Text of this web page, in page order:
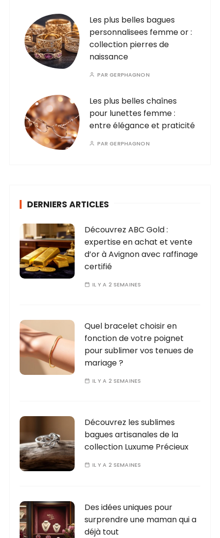
Les plus belles bagues
personnalisees femme or :
collection pierres de
naissance
PARGERPHAGNON
Les plus belles chaînes
pour lunettes femme :
entre élégance et praticité
PARGERPHAGNON
DERNIERS ARTICLES
Découvrez ABC Gold :
expertise en achat et vente
d’or à Avignon avec raffinage
certifié
IL Y A 2 SEMAINES
Quel bracelet choisir en
fonction de votre poignet
pour sublimer vos tenues de
mariage ?
IL Y A 2 SEMAINES
Découvrez les sublimes
bagues artisanales de la
collection Luxume Précieux
IL Y A 2 SEMAINES
Des idées uniques pour
surprendre une maman qui a
déjà tout